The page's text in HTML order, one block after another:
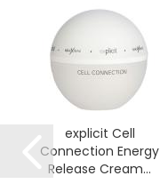
explicit Cell
Connection Energy
Release Cream...